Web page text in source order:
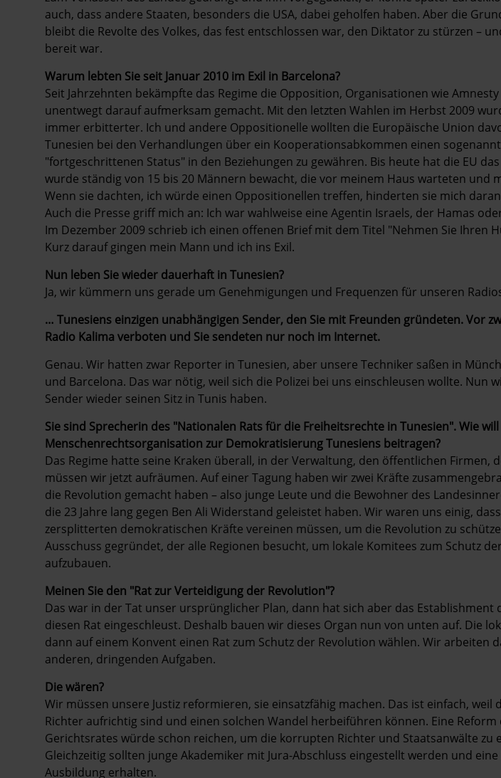
auch, dass andere Staaten, besonders die USA, dabei geholfen haben. Aber die
bleibt die Revolte des Volkes, das fest entschlossen war, den Diktator zu stürzen –
bereit war.
Warum lebten Sie seit Januar 2010 im Exil in Barcelona?
Seit Jahrzehnten bekämpfte das Regime die Opposition, Organisationen wie
unentwegt darauf aufmerksam gemacht. Mit den letzten Wahlen im Herbst 2009
immer erbitterter. Ich und andere Oppositionelle wollten die Europäische Union
Tunesien bei den Verhandlungen über ein Kooperationsabkommen einen
"fortgeschrittenen Status" in den Beziehungen zu gewähren. Bis heute hat die EU
wurde ständig von 15 bis 20 Männern bewacht, die vor meinem Haus warteten und
Wenn sie dachten, ich würde einen Oppositionellen treffen, hinderten sie mich
Auch die Presse griff mich an: Ich war wahlweise eine Agentin Israels, der Hamas
Im Dezember 2009 schrieb ich einen offenen Brief mit dem Titel "Nehmen Sie Ihren
Kurz darauf gingen mein Mann und ich ins Exil.
Nun leben Sie wieder dauerhaft in Tunesien?
Ja, wir kümmern uns gerade um Genehmigungen und Frequenzen für unseren
… Tunesiens einzigen unabhängigen Sender, den Sie mit Freunden gründeten. Vor
Radio Kalima ­verboten und Sie sendeten nur noch im Internet.
Genau. Wir hatten zwar Reporter in Tunesien, aber unsere Techniker saßen in
und Barcelona. Das war nötig, weil sich die Polizei bei uns einschleusen wollte. Nun
Sender wieder seinen Sitz in Tunis haben.
Sie sind Sprecherin des "Nationalen Rats für die Freiheitsrechte in Tunesien". Wie
Menschenrechtsorganisation zur Demokratisierung Tunesiens beitragen?
Das Regime hatte seine Kraken überall, in der Verwaltung, den öffentlichen Firmen,
müssen wir jetzt aufräumen. Auf einer Tagung haben wir zwei Kräfte
die Revolution gemacht haben – also junge Leute und die Bewohner des
die 23 Jahre lang gegen Ben Ali Widerstand geleistet haben. Wir waren uns einig,
zersplitterten demokratischen Kräfte vereinen müssen, um die Revolution zu
Ausschuss gegründet, der alle Regionen besucht, um lokale Komitees zum Schutz
aufzubauen.
Meinen Sie den "Rat zur Verteidigung der Revolution"?
Das war in der Tat unser ursprünglicher Plan, dann hat sich aber das Establishment
diesen Rat eingeschleust. Deshalb bauen wir dieses Organ nun von unten auf. Die
dann auf einem Konvent einen Rat zum Schutz der Revolution wählen. Wir arbeiten
anderen, dringenden Aufgaben.
Die wären?
Wir müssen unsere Justiz reformieren, sie einsatzfähig machen. Das ist einfach, weil
Richter aufrichtig sind und einen solchen Wandel herbeiführen können. Eine Reform
Gerichtsrates würde schon reichen, um die korrupten Richter und Staatsanwälte zu
Gleichzeitig sollten junge Akademiker mit Jura-Abschluss eingestellt werden und
Ausbildung erhalten.